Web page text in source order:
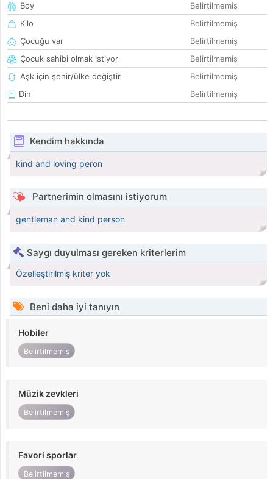
Boy
Belirtilmemiş
Kilo
Belirtilmemiş
Çocuğu var
Belirtilmemiş
Çocuk sahibi olmak istiyor
Belirtilmemiş
Aşk için şehir/ülke değiştir
Belirtilmemiş
Din
Belirtilmemiş
Kendim hakkında
kind and loving peron
Partnerimin olmasını istiyorum
gentleman and kind person
Saygı duyulması gereken kriterlerim
Özelleştirilmiş kriter yok
Beni daha iyi tanıyın
Hobiler
Belirtilmemiş
Müzik zevkleri
Belirtilmemiş
Favori sporlar
Belirtilmemiş